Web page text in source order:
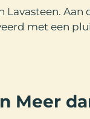
Aan
met een
Meer